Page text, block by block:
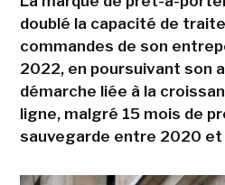
doublé la capacité de
commandes de son
2022, en poursuivant son
démarche liée à la
ligne, malgré 15 mois de
sauvegarde entre 2020 et